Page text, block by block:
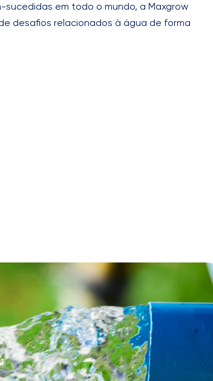
em todo o mundo, a Maxgrow
desafios relacionados à água de forma